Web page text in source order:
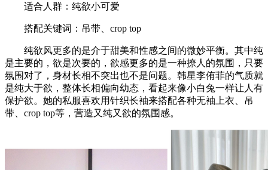
适合人群：纯欲小可爱
搭配关键词：吊带、crop top
纯欲风更多的是介于甜美和性感之间的微妙平衡。其中纯
是主要的，欲是次要的，欲感更多的是一种撩人的氛围，只要
氛围对了，身材长相不突出也不是问题。韩星李侑菲的气质就
是纯大于欲，整体长相偏向幼态，看起来像小白兔一样让人有
保护欲。她的私服喜欢用针织长袖来搭配各种无袖上衣、吊
带、crop top等，营造又纯又欲的氛围感。